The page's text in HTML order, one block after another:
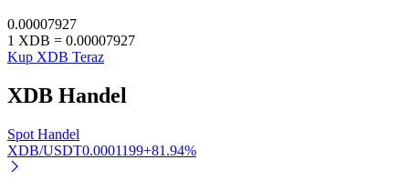
Pożyczki
Usługa pożyczek wspieranych kryptowalutami
0.00007927
1 XDB = 0.00007927
Kup XDB Teraz
XDB Handel
Spot Handel
XDB/USDT0.0001199+81.94%